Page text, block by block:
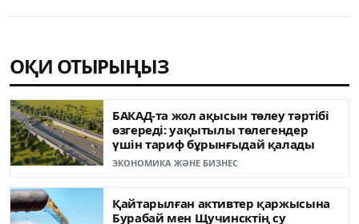
ОҚИ ОТЫРЫҢЫЗ
БАКАД-та жол ақысын төлеу тәртібі
өзгереді: уақытылы төлегендер
үшін тариф бұрынғыдай қалады
ЭКОНОМИКА ЖӘНЕ БИЗНЕС
Қайтарылған активтер қаржысына
Бурабай мен Щучинсктің су